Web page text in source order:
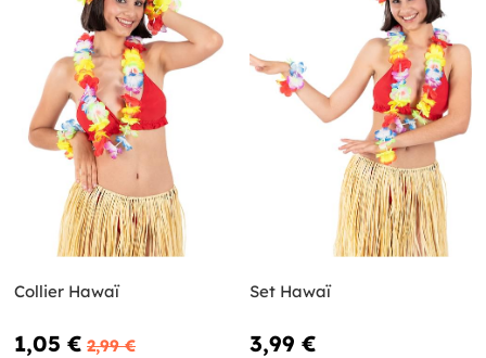
Collier Hawaï
1,05 € 2,99 €
Set Hawaï
3,99 €